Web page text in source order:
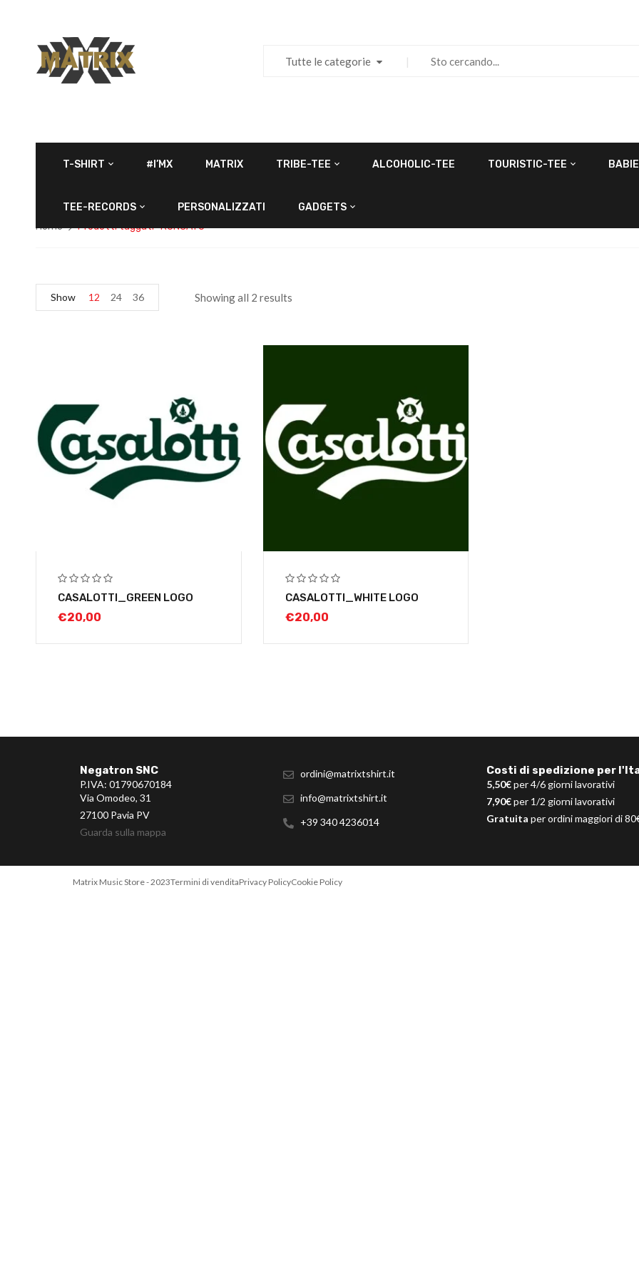
Tutte le categorie
T-SHIRT #I’MX MATRIX TRIBE-TEE ALCOHOLIC-TEE TOURISTIC-TEE
TEE-RECORDS PERSONALIZZATI GADGETS
Home Prodotti taggati “RONCATO”
Showing all 2 results
Show 12 24 36
CASALOTTI_GREEN LOGO
€20,00
CASALOTTI_WHITE LOGO
€20,00
Negatron SNC
P.IVA: 01790670184
Via Omodeo, 31
27100 Pavia PV
Guarda sulla mappa
ordini@matrixtshirt.it
info@matrixtshirt.it
+39 340 4236014
Costi di spedizione per
5,50€per 4/6 giorni lavorativi
7,90€per 1/2 giorni lavorativi
Gratuita per ordini maggiori di
Matrix Music Store - 2023Termini di venditaPrivacy PolicyCookie Policy